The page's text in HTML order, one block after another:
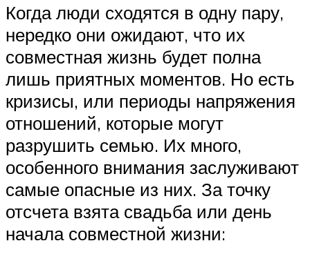
Когда люди сходятся в одну пару,
нередко они ожидают, что их
совместная жизнь будет полна
лишь приятных моментов. Но есть
кризисы, или периоды напряжения
отношений, которые могут
разрушить семью. Их много,
особенного внимания заслуживают
самые опасные из них. За точку
отсчета взята свадьба или день
начала совместной жизни: